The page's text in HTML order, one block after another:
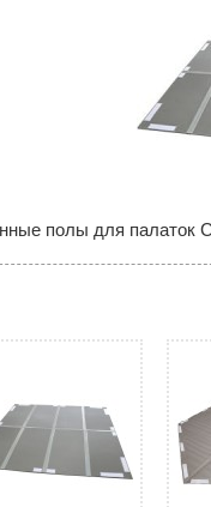
полы для палаток